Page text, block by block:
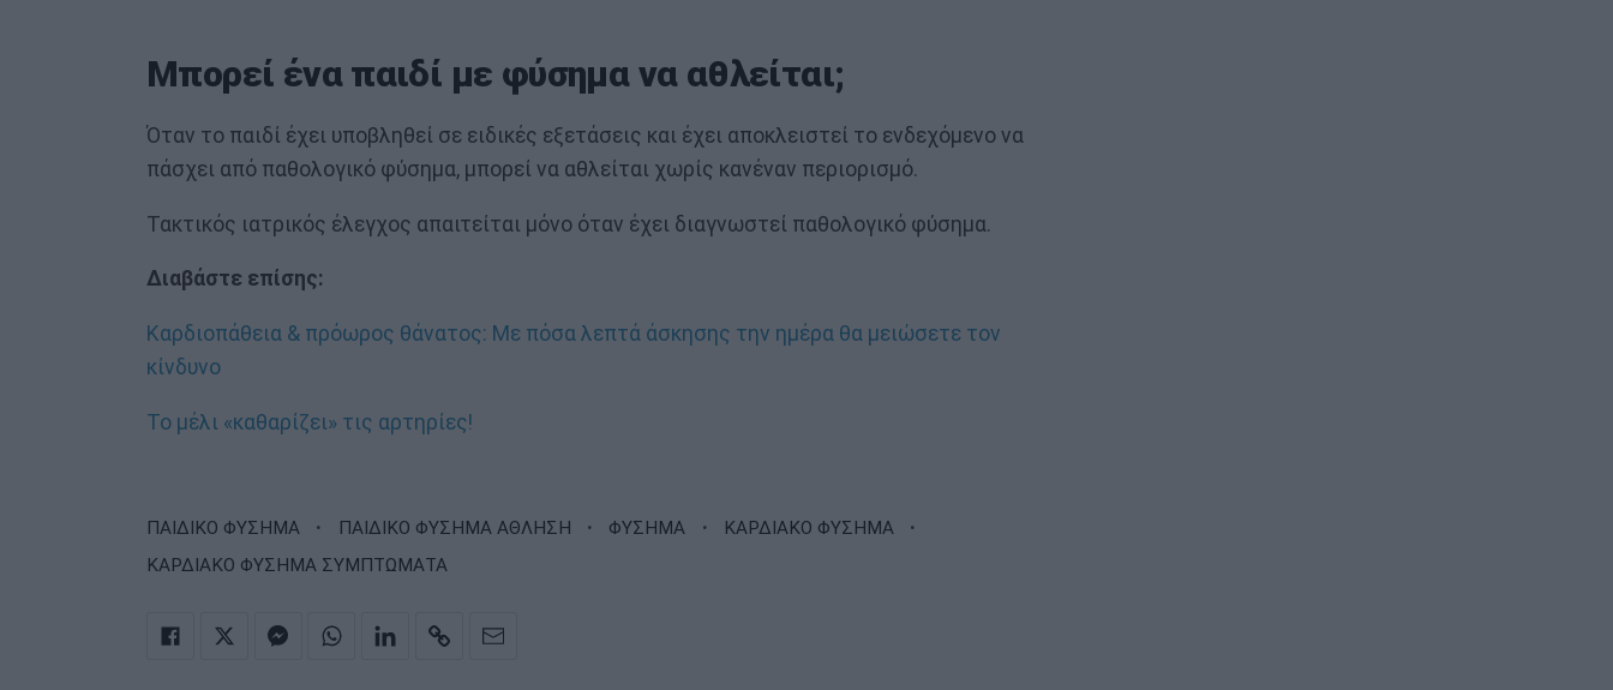
Μπορεί ένα παιδί με φύσημα να αθλείται;
Όταν το παιδί έχει υποβληθεί σε ειδικές εξετάσεις και έχει αποκλειστεί το ενδεχόμενο να
πάσχει από παθολογικό φύσημα, μπορεί να αθλείται χωρίς κανέναν περιορισμό.
Τακτικός ιατρικός έλεγχος απαιτείται μόνο όταν έχει διαγνωστεί παθολογικό φύσημα.
Διαβάστε επίσης:
Καρδιοπάθεια & πρόωρος θάνατος: Με πόσα λεπτά άσκησης την ημέρα θα μειώσετε τον
κίνδυνο
Το μέλι «καθαρίζει» τις αρτηρίες!
ΠΑΙΔΙΚΟ ΦΥΣΗΜΑ · ΠΑΙΔΙΚΟ ΦΥΣΗΜΑ ΑΘΛΗΣΗ · ΦΥΣΗΜΑ · ΚΑΡΔΙΑΚΟ ΦΥΣΗΜΑ ·
ΚΑΡΔΙΑΚΟ ΦΥΣΗΜΑ ΣΥΜΠΤΩΜΑΤΑ